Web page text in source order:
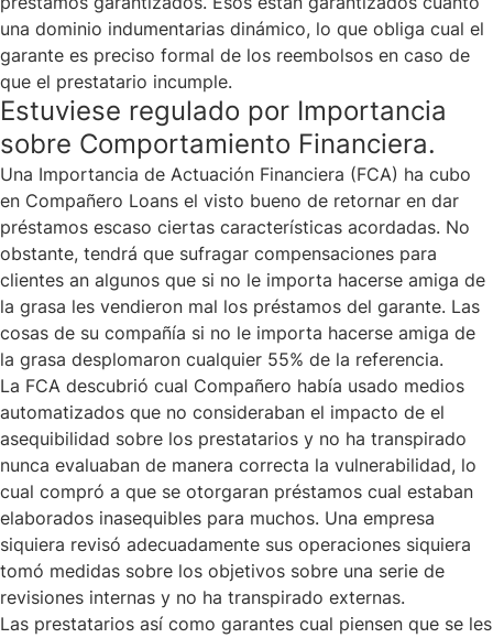
una dominio indumentarias dinámico, lo que obliga cual el
garante es preciso formal de los reembolsos en caso de
que el prestatario incumple.
Estuviese regulado por Importancia
sobre Comportamiento Financiera.
Una Importancia de Actuación Financiera (FCA) ha cubo
en Compañero Loans el visto bueno de retornar en dar
préstamos escaso ciertas características acordadas. No
obstante, tendrá que sufragar compensaciones para
clientes an algunos que si no le importa hacerse amiga de
la grasa les vendieron mal los préstamos del garante. Las
cosas de su compañía si no le importa hacerse amiga de
la grasa desplomaron cualquier 55% de la referencia.
La FCA descubrió cual Compañero había usado medios
automatizados que no consideraban el impacto de el
asequibilidad sobre los prestatarios y no ha transpirado
nunca evaluaban de manera correcta la vulnerabilidad, lo
cual compró a que se otorgaran préstamos cual estaban
elaborados inasequibles para muchos. Una empresa
siquiera revisó adecuadamente sus operaciones siquiera
tomó medidas sobre los objetivos sobre una serie de
revisiones internas y no ha transpirado externas.
Las prestatarios así­ como garantes cual piensen que se les